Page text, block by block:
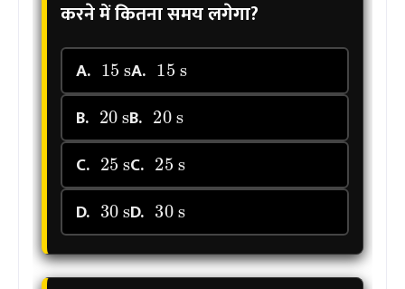
करने में कितना समय लगेगा?
A.
15s
A.
15s
B.
20s
B.
20s
C.
25s
C.
25s
D.
30s
D.
30s